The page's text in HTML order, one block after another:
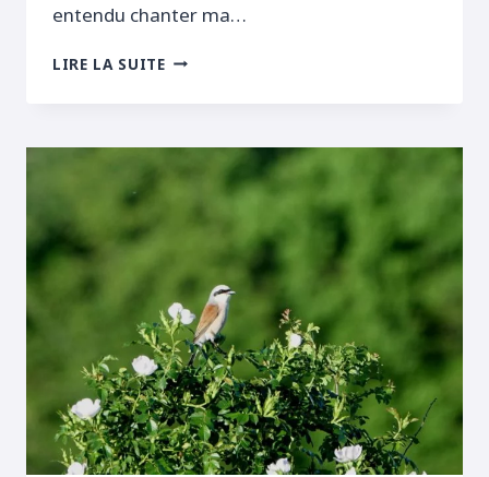
entendu chanter ma…
LIRE LA SUITEPREMIÈRE